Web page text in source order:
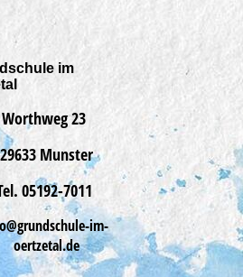
im
Worthweg 23
29633 Munster
05192-7011
grundschule-im-
oertzetal.de